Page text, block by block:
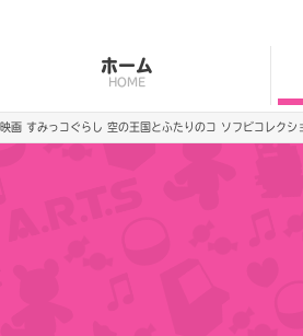
ホーム
HOME
映画 すみっコぐらし 空の王国とふたりのコ ソフビコレクシ